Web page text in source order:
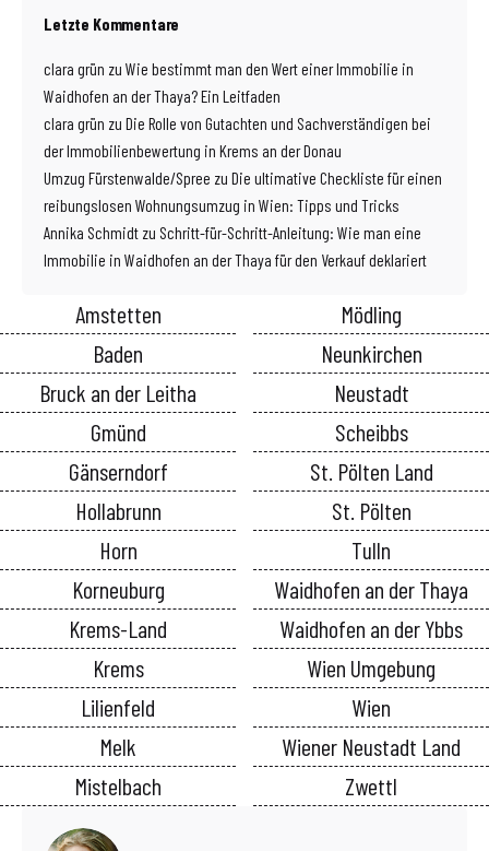
Letzte Kommentare
clara grün zu Wie bestimmt man den Wert einer Immobilie in
Waidhofen an der Thaya? Ein Leitfaden
clara grün zu Die Rolle von Gutachten und Sachverständigen bei
der Immobilienbewertung in Krems an der Donau
Umzug Fürstenwalde/Spree zu Die ultimative Checkliste für einen
reibungslosen Wohnungsumzug in Wien: Tipps und Tricks
Annika Schmidt zu Schritt-für-Schritt-Anleitung: Wie man eine
Immobilie in Waidhofen an der Thaya für den Verkauf deklariert
Amstetten
Baden
Bruck an der Leitha
Gmünd
Gänserndorf
Hollabrunn
Horn
Korneuburg
Krems-Land
Krems
Lilienfeld
Melk
Mistelbach
Mödling
Neunkirchen
Neustadt
Scheibbs
St. Pölten Land
St. Pölten
Tulln
Waidhofen an der Thaya
Waidhofen an der Ybbs
Wien Umgebung
Wien
Wiener Neustadt Land
Zwettl